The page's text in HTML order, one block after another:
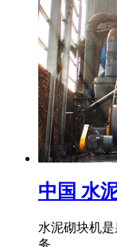
中国 水
水泥砌块机
务。